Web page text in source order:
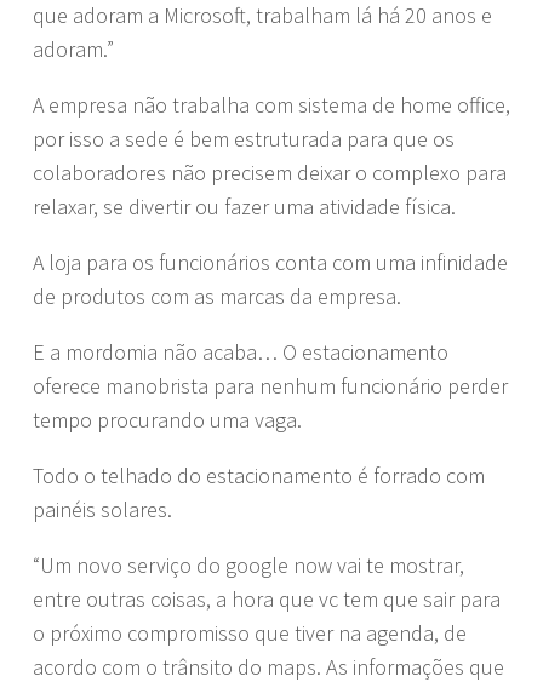
que adoram a Microsoft, trabalham lá há 20 anos e
adoram.”
A empresa não trabalha com sistema de home office,
por isso a sede é bem estruturada para que os
colaboradores não precisem deixar o complexo para
relaxar, se divertir ou fazer uma atividade física.
A loja para os funcionários conta com uma infinidade
de produtos com as marcas da empresa.
E a mordomia não acaba… O estacionamento
oferece manobrista para nenhum funcionário perder
tempo procurando uma vaga.
Todo o telhado do estacionamento é forrado com
painéis solares.
“Um novo serviço do google now vai te mostrar,
entre outras coisas, a hora que vc tem que sair para
o próximo compromisso que tiver na agenda, de
acordo com o trânsito do maps. As informações que